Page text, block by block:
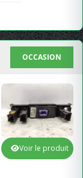
OCCASION
Voir le produit